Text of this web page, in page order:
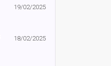
19/02/2025
18/02/2025